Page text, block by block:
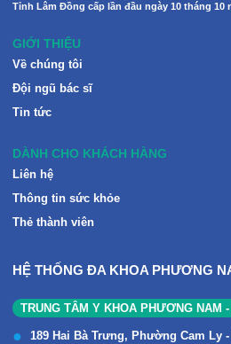
Tỉnh Lâm Đồng cấp lần đầu ngày 10 tháng 10
GIỚI THIỆU
Về chúng tôi
Đội ngũ bác sĩ
Tin tức
DÀNH CHO KHÁCH HÀNG
Liên hệ
Thông tin sức khỏe
Thẻ thành viên
HỆ THỐNG ĐA KHOA PHƯƠNG
TRUNG TÂM Y KHOA PHƯƠNG NAM
189 Hai Bà Trưng, Phường Cam Ly